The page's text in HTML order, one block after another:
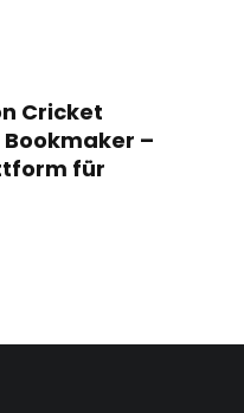
Cricket
–
für